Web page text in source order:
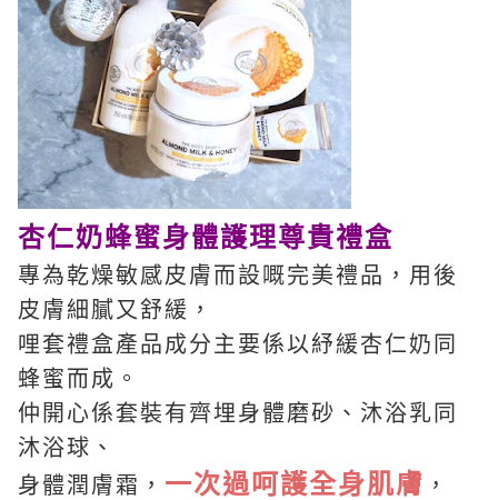
杏仁奶蜂蜜身體護理尊貴禮盒
專為乾燥敏感皮膚而設嘅完美禮品， 用後
皮膚細膩又舒緩，
哩套禮盒產品成分主要係以紓緩杏仁奶同
蜂蜜而成。
仲開心係套裝有齊埋身體磨砂、沐浴乳同
沐浴球、
身體潤膚霜， 一次過呵護全身肌膚 ，